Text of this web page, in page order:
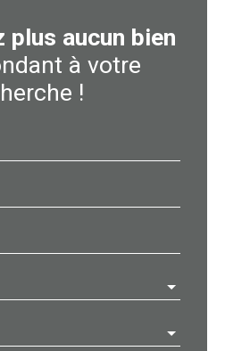
plus aucun bien
à votre
!